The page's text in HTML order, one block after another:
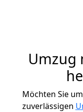
Umzug
Möchten Sie
zuverlässigen